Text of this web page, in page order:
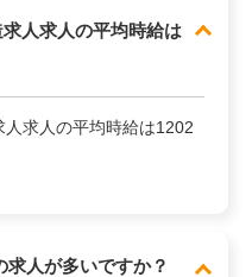
人求人の平均時給は
求人の平均時給は1202
人が多いですか？